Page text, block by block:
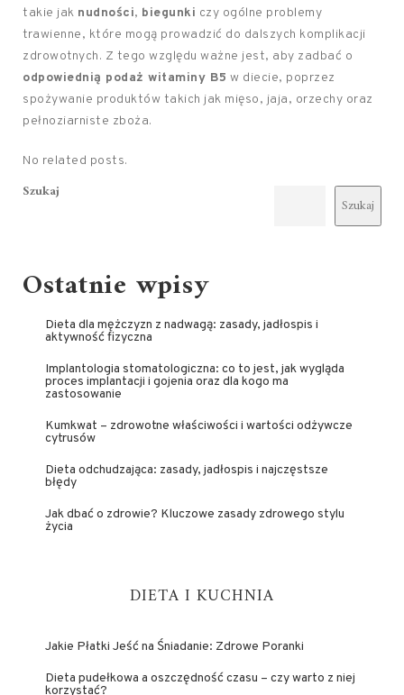
takie jak nudności, biegunki czy ogólne problemy
trawienne, które mogą prowadzić do dalszych komplikacji
zdrowotnych. Z tego względu ważne jest, aby zadbać o
odpowiednią podaż witaminy B5 w diecie, poprzez
spożywanie produktów takich jak mięso, jaja, orzechy oraz
pełnoziarniste zboża.
No related posts.
Szukaj
Szukaj
Ostatnie wpisy
Dieta dla mężczyzn z nadwagą: zasady, jadłospis i
aktywność fizyczna
Implantologia stomatologiczna: co to jest, jak wygląda
proces implantacji i gojenia oraz dla kogo ma
zastosowanie
Kumkwat – zdrowotne właściwości i wartości odżywcze
cytrusów
Dieta odchudzająca: zasady, jadłospis i najczęstsze
błędy
Jak dbać o zdrowie? Kluczowe zasady zdrowego stylu
życia
DIETA I KUCHNIA
Jakie Płatki Jeść na Śniadanie: Zdrowe Poranki
Dieta pudełkowa a oszczędność czasu – czy warto z niej
korzystać?